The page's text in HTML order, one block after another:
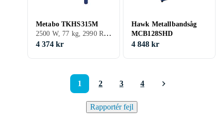
Metabo TKHS315M
2500 W, 77 kg, 2990 RPM
4 374 kr
Hawk Metallbandsåg
MCB128SHD
4 848 kr
1 2 3 4
Rapportér fejl